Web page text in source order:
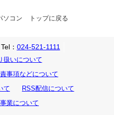
ソコン トップに戻る
Tel： 024-521-1111
扱いについて
事項などについて
て
RSS配信について
業について